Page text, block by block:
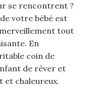
se rencontrent ?
votre bébé est
tout
En
coin de
de rêver et
et chaleureux.